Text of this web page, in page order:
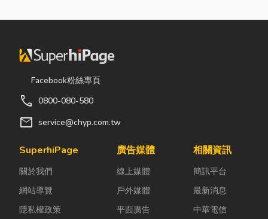
Facebook粉絲專頁
call 0800-080-580
mail service@chyp.com.tw
SuperhiPage
關於我們
網站導覽
隱私權政策
廣告媒體
線上媒體
戶外媒體
平面廣告
相關資訊
簡訊平台
最新消息
中華電信